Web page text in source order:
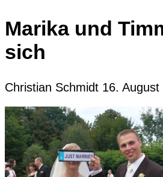
Marika und
sich
Christian Schmidt 16. August